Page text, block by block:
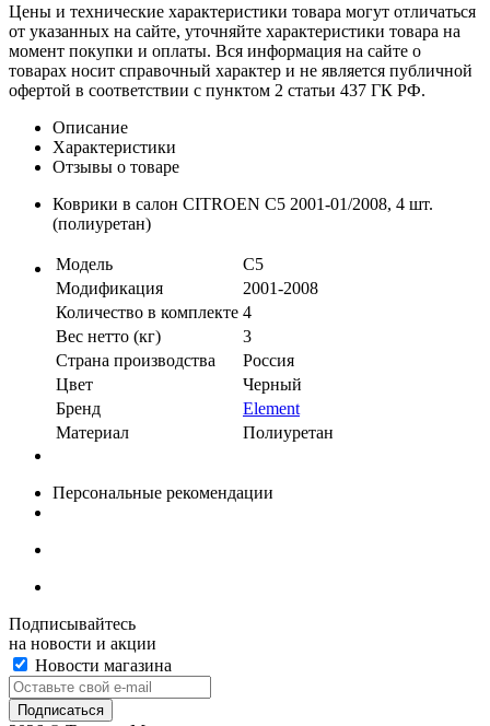
Цены и технические характеристики товара могут отличаться
от указанных на сайте, уточняйте характеристики товара на
момент покупки и оплаты. Вся информация на сайте о
товарах носит справочный характер и не является публичной
офертой в соответствии с пунктом 2 статьи 437 ГК РФ.
Описание
Характеристики
Отзывы о товаре
Коврики в салон CITROEN C5 2001-01/2008, 4 шт.
(полиуретан)
Модель
C5
Модификация
2001-2008
Количество в комплекте 4
Вес нетто (кг)
3
Страна производства
Россия
Цвет
Черный
Бренд
Element
Материал
Полиуретан
Персональные рекомендации
Подписывайтесь
на новости и акции
Новости магазина